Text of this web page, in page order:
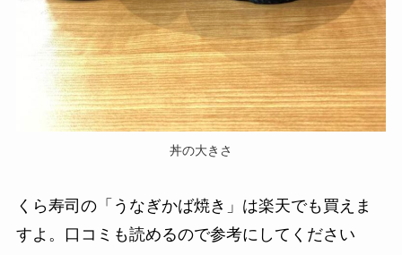
丼の大きさ
くら寿司の「うなぎかば焼き」は楽天でも買えま
すよ。口コミも読めるので参考にしてください